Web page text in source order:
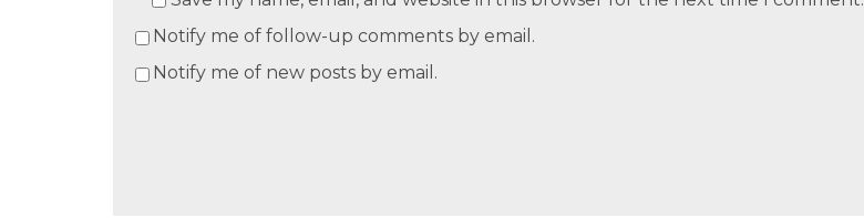
Notify me of follow-up comments by email.
Notify me of new posts by email.